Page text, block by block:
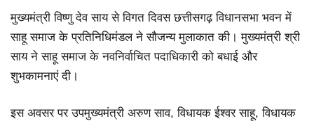
मुख्यमंत्री विष्णु देव साय से विगत दिवस छत्तीसगढ़ विधानसभा भवन में
साहू समाज के प्रतिनिधिमंडल ने सौजन्य मुलाकात की। मुख्यमंत्री श्री
साय ने साहू समाज के नवनिर्वाचित पदाधिकारी को बधाई और
शुभकामनाएं दी।
इस अवसर पर उपमुख्यमंत्री अरुण साव, विधायक ईश्वर साहू, विधायक